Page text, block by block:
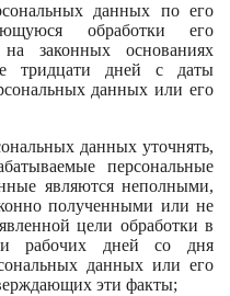
данных по его
обработки его
законных основаниях
тридцати дней с даты
данных или его
данных уточнять,
персональные
являются неполными,
полученными или не
цели обработки в
рабочих дней со дня
данных или его
эти факты;